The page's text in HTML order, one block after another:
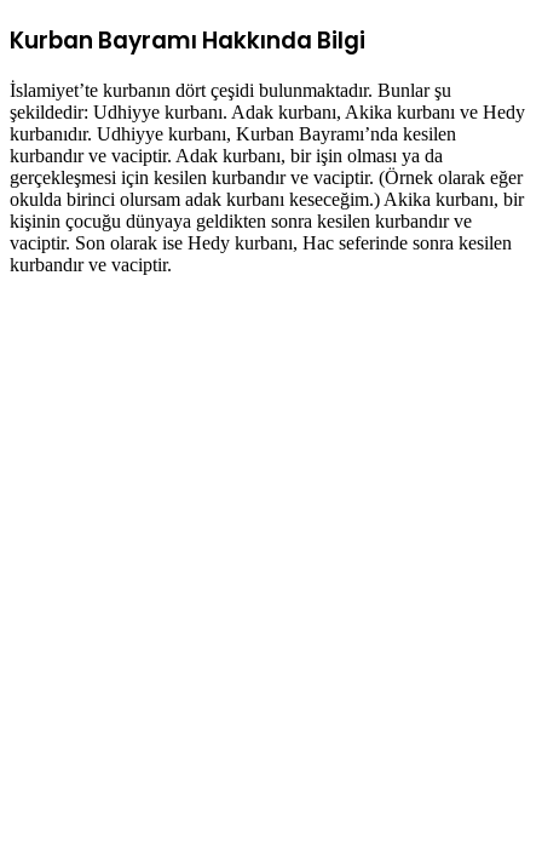
Kurban Bayramı Hakkında Bilgi
İslamiyet’te kurbanın dört çeşidi bulunmaktadır. Bunlar şu
şekildedir: Udhiyye kurbanı. Adak kurbanı, Akika kurbanı ve Hedy
kurbanıdır. Udhiyye kurbanı, Kurban Bayramı’nda kesilen
kurbandır ve vaciptir. Adak kurbanı, bir işin olması ya da
gerçekleşmesi için kesilen kurbandır ve vaciptir. (Örnek olarak eğer
okulda birinci olursam adak kurbanı keseceğim.) Akika kurbanı, bir
kişinin çocuğu dünyaya geldikten sonra kesilen kurbandır ve
vaciptir. Son olarak ise Hedy kurbanı, Hac seferinde sonra kesilen
kurbandır ve vaciptir.